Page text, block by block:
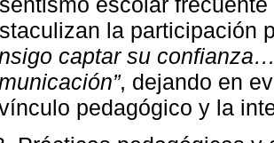
la participación
captar su
, dejando en
pedagógico y la